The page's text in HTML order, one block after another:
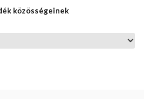
közösségeinek